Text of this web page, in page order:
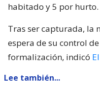
habitado y 5 por hurto.
Tras ser capturada, la
espera de su control
formalización, indicó
Lee también...